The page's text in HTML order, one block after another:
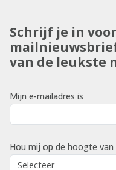
Schrijf je in
van de leukste
Mijn e-mailadres is
Hou mij op de hoogte van